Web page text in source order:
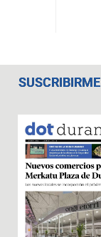
SUSCRIBIRME